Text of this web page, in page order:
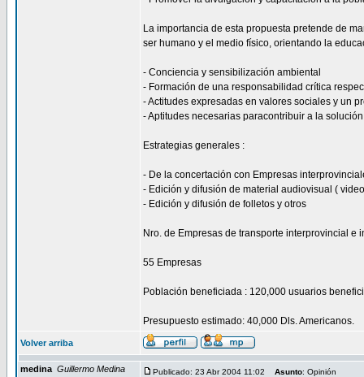
La importancia de esta propuesta pretende de
ser humano y el medio físico, orientando la
- Conciencia y sensibilización ambiental
- Formación de una responsabilidad crítica
- Actitudes expresadas en valores sociales y un
- Aptitudes necesarias paracontribuir a la
Estrategias generales :
- De la concertación con Empresas
- Edición y difusión de material audiovisual (
- Edición y difusión de folletos y otros
Nro. de Empresas de transporte interprovincial e
55 Empresas
Población beneficiada : 120,000 usuarios
Presupuesto estimado: 40,000 Dls. Americanos.
Volver arriba
medina Guillermo Medina Publicado: 23 Abr 2004 11:02 Asunto: Opinión